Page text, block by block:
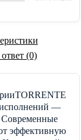
(0)
исполнений —
Современные
эффективную